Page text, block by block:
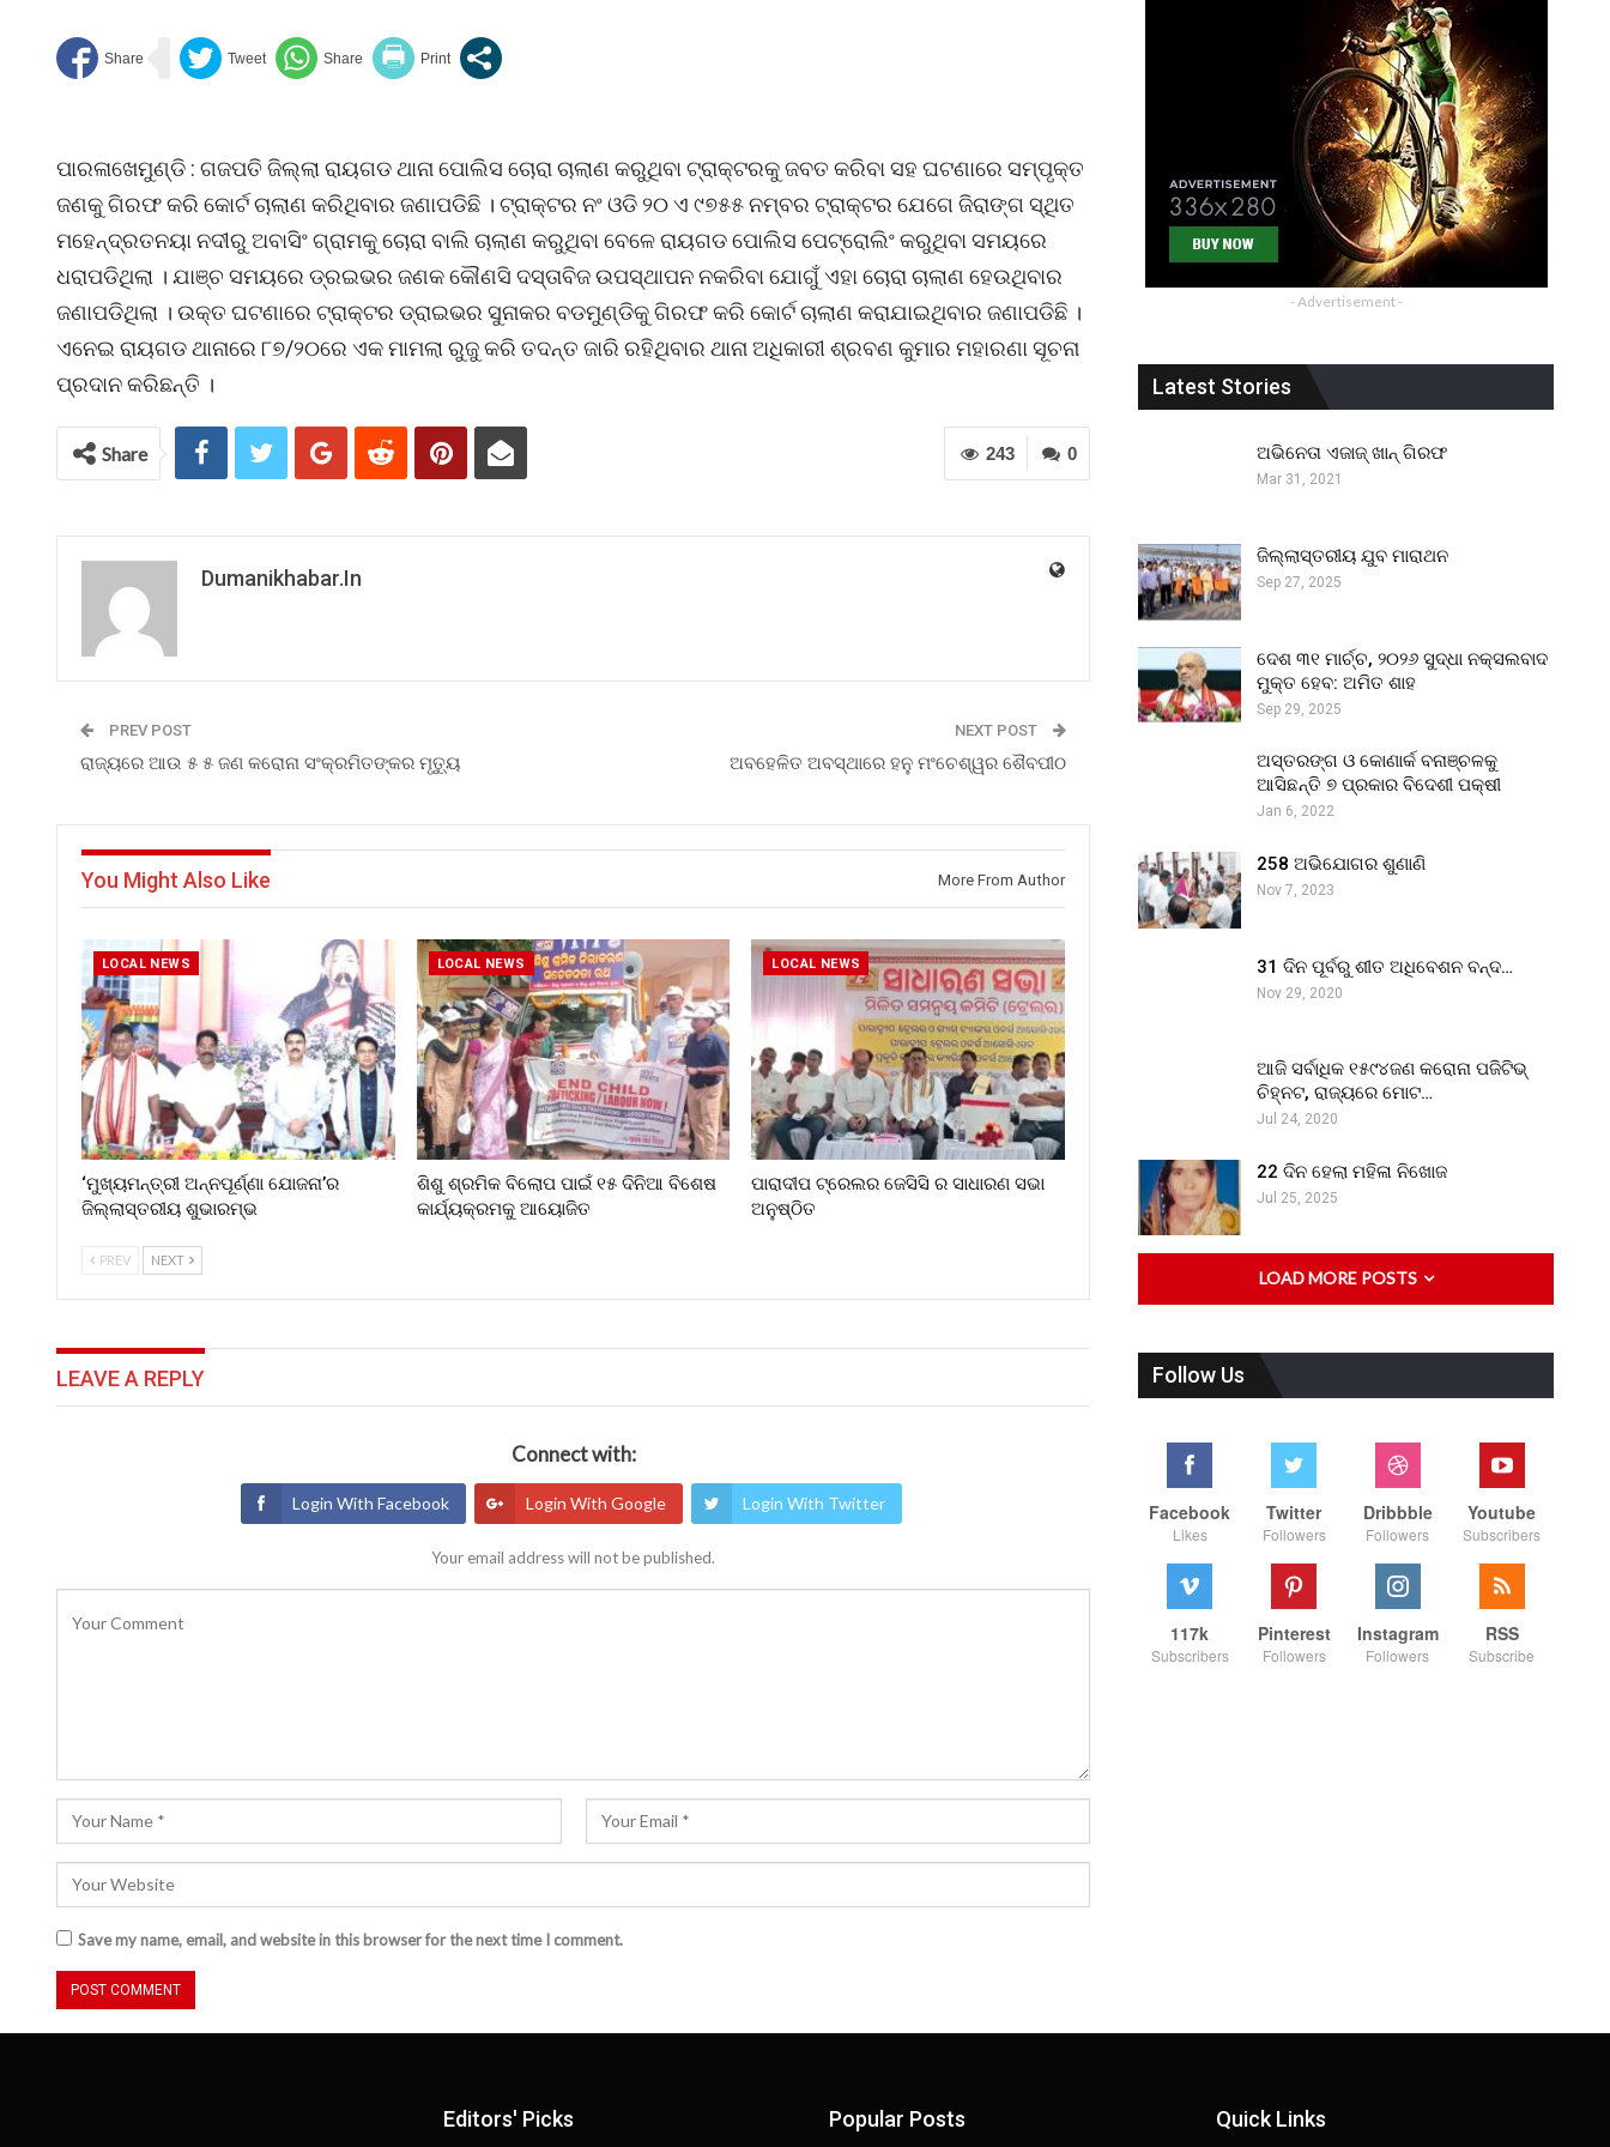
ପାରଳାଖେମୁଣ୍ଡି : ଗଜପତି ଜିଲ୍ଲା ରାୟଗଡ ଥାନା ପୋଲିସ ଚୋରା ଚାଲାଣ କରୁଥିବା ଟ୍ରାକ୍ଟରକୁ ଜବତ କରିବା ସହ ଘଟଣାରେ ସମ୍ପୃକ୍ତ
ଜଣକୁ ଗିରଫ କରି କୋର୍ଟ ଚାଲାଣ କରିଥିବାର ଜଣାପଡିଛି । ଟ୍ରାକ୍ଟର ନଂ ଓଡି ୨୦ ଏ ୯୭୫୫ ନମ୍ବର ଟ୍ରାକ୍ଟର ଯେଗେ ଜିରାଙ୍ଗ ସ୍ଥିତ
ମହେନ୍ଦ୍ରତନୟା ନଦୀରୁ ଅବାସିଂ ଗ୍ରାମକୁ ଚୋରା ବାଲି ଚାଲାଣ କରୁଥିବା ବେଳେ ରାୟଗଡ ପୋଲିସ ପେଟ୍ରୋଲିଂ କରୁଥିବା ସମୟରେ
ଧରାପଡିଥିଲା । ଯାଞ୍ଚ ସମୟରେ ଡ୍ରଇଭର ଜଣକ କୌଣସି ଦସ୍ତାବିଜ ଉପସ୍ଥାପନ ନକରିବା ଯୋଗୁଁ ଏହା ଚୋରା ଚାଲାଣ ହେଉଥିବାର
ଜଣାପଡିଥିଲା । ଉକ୍ତ ଘଟଣାରେ ଟ୍ରାକ୍ଟର ଡ୍ରାଇଭର ସୁନାକର ବଡମୁଣ୍ଡିକୁ ଗିରଫ କରି କୋର୍ଟ ଚାଲାଣ କରାଯାଇଥିବାର ଜଣାପଡିଛି ।
ଏନେଇ ରାୟଗଡ ଥାନାରେ ୮୭/୨୦ରେ ଏକ ମାମଲା ରୁଜୁ କରି ତଦନ୍ତ ଜାରି ରହିଥିବାର ଥାନା ଅଧିକାରୀ ଶ୍ରବଣ କୁମାର ମହାରଣା ସୂଚନା
ପ୍ରଦାନ କରିଛନ୍ତି ।
0
243
Share
Dumanikhabar.in
PREV POST
ରାଜ୍ୟରେ ଆଉ ୫ ୫ ଜଣ କରୋନା ସଂକ୍ରମିତଙ୍କର ମୃତ୍ୟୁ
NEXT POST
ଅବହେଳିତ ଅବସ୍ଥାରେ ହନୁ ମଂଚେଶ୍ୱର ଶୈବପୀଠ
You Might Also Like More From Author
LOCAL NEWS
‘ମୁଖ୍ୟମନ୍ତ୍ରୀ ଅନ୍ନପୂର୍ଣ୍ଣା ଯୋଜନା’ର
ଜିଲ୍ଲାସ୍ତରୀୟ ଶୁଭାରମ୍ଭ
LOCAL NEWS
ଶିଶୁ ଶ୍ରମିକ ବିଲୋପ ପାଇଁ ୧୫ ଦିନିଆ ବିଶେଷ
କାର୍ଯ୍ୟକ୍ରମକୁ ଆୟୋଜିତ
LOCAL NEWS
ପାରାଦୀପ ଟ୍ରେଲର ଜେସିସି ର ସାଧାରଣ ସଭା
ଅନୁଷ୍ଠିତ
PREV NEXT
LEAVE A REPLY
Connect with:
Login With Facebook Login With Google Login With Twitter
Your email address will not be published.
Save my name, email, and website in this browser for the next time I comment.
- Advertisement -
Latest Stories
ଅଭିନେତା ଏଜାଜ୍ ଖାନ୍ ଗିରଫ
Mar 31, 2021
ଜିଲ୍ଲାସ୍ତରୀୟ ଯୁବ ମାରାଥନ
Sep 27, 2025
ଦେଶ ୩୧ ମାର୍ଚ୍ଚ, ୨୦୨୬ ସୁଦ୍ଧା ନକ୍ସଲବାଦ
ମୁକ୍ତ ହେବ: ଅମିତ ଶାହ
Sep 29, 2025
ଅସ୍ତରଙ୍ଗ ଓ କୋଣାର୍କ ବନାଞ୍ଚଳକୁ
ଆସିଛନ୍ତି ୭ ପ୍ରକାର ବିଦେଶୀ ପକ୍ଷୀ
Jan 6, 2022
258 ଅଭିଯୋଗର ଶୁଣାଣି
Nov 7, 2023
31 ଦିନ ପୂର୍ବରୁ ଶୀତ ଅଧିବେଶନ ବନ୍ଦ…
Nov 29, 2020
ଆଜି ସର୍ବାଧିକ ୧୫୯୪ଜଣ କରୋନା ପଜିଟିଭ୍
ଚିହ୍ନଟ, ରାଜ୍ୟରେ ମୋଟ…
Jul 24, 2020
22 ଦିନ ହେଲା ମହିଳା ନିଖୋଜ
Jul 25, 2025
LOAD MORE POSTS
Follow Us
Facebook
Likes
Twitter
Followers
Dribbble
Followers
Youtube
Subscribers
117k
Subscribers
Pinterest
Followers
Instagram
Followers
RSS
Subscribe
Editors' Picks Popular Posts Quick Links